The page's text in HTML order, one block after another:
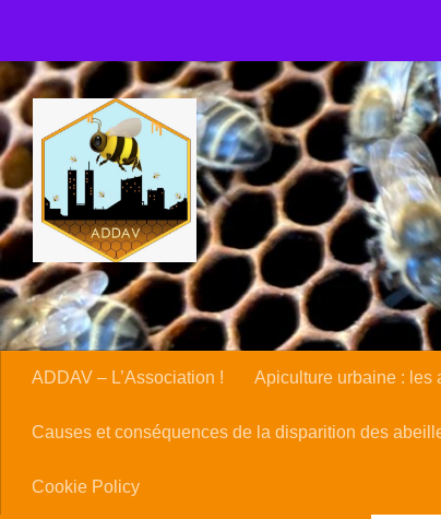
ADDAV – Association de développement
Causes et conséquences de la disparition des abeilles
Nous contacter Panier Politique en matière de
ADDAV – L’Association ! Apiculture urbaine : les
Causes et conséquences de la disparition des
Cookie Policy